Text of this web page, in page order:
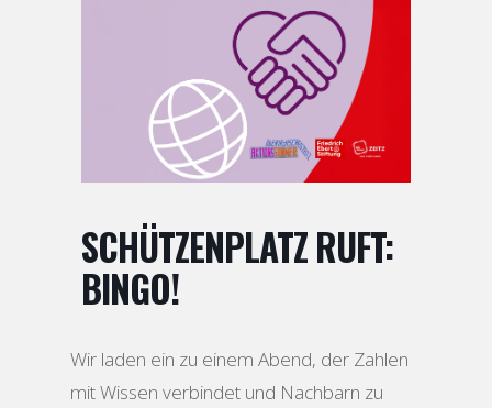
SCHÜTZENPLATZ RUFT:
BINGO!
Wir laden ein zu einem Abend, der Zahlen
mit Wissen verbindet und Nachbarn zu